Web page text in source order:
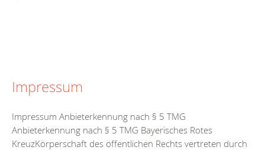
Impressum
Impressum Anbieterkennung nach § 5 TMG
Anbieterkennung nach § 5 TMG Bayerisches Rotes
KreuzKörperschaft des öffentlichen Rechts vertreten durch